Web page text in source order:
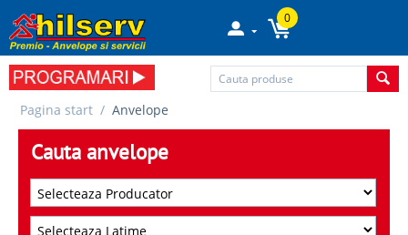
0
Pagina start / Anvelope
Cauta anvelope